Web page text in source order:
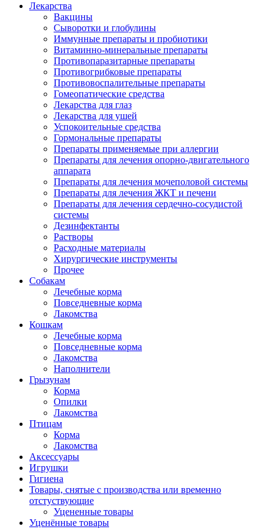
Лекарства
Вакцины
Сыворотки и глобулины
Иммунные препараты и пробиотики
Витаминно-минеральные препараты
Противопаразитарные препараты
Противогрибковые препараты
Противовоспалительные препараты
Гомеопатические средства
Лекарства для глаз
Лекарства для ушей
Успокоительные средства
Гормональные препараты
Препараты применяемые при аллергии
Препараты для лечения опорно-двигательного
аппарата
Препараты для лечения мочеполовой системы
Препараты для лечения ЖКТ и печени
Препараты для лечения сердечно-сосудистой
системы
Дезинфектанты
Растворы
Расходные материалы
Хирургические инструменты
Прочее
Собакам
Лечебные корма
Повседневные корма
Лакомства
Кошкам
Лечебные корма
Повседневные корма
Лакомства
Наполнители
Грызунам
Корма
Опилки
Лакомства
Птицам
Корма
Лакомства
Аксессуары
Игрушки
Гигиена
Товары, снятые с производства или временно
отстуствующие
Уцененные товары
Уценённые товары